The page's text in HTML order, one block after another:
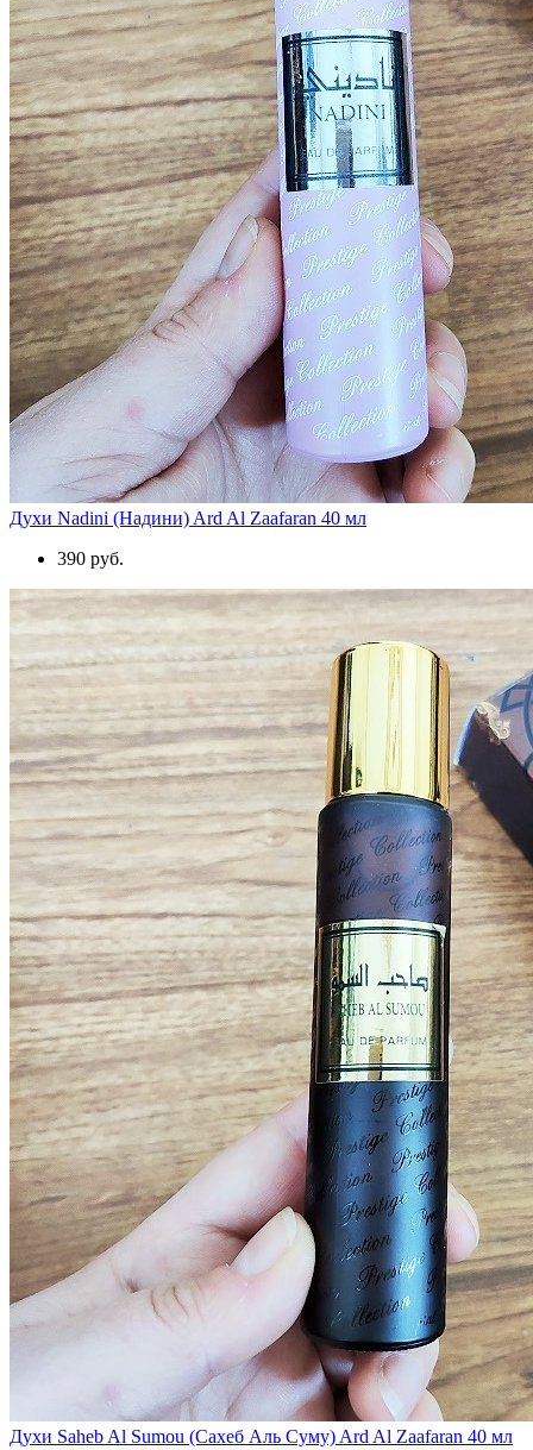
Духи Nadini (Надини) Ard Al Zaafaran 40 мл
390 руб.
Духи Saheb Al Sumou (Сахеб Аль Суму) Ard Al Zaafaran 40 мл